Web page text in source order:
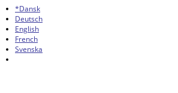
*Dansk
Deutsch
English
French
Svenska